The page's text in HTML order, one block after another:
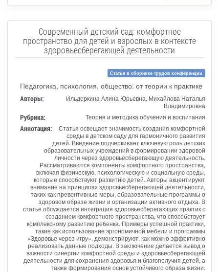
Современный детский сад: комфортное
пространство для детей и взрослых в контексте
здоровьесберегающей деятельности
Статья в сборнике трудов конференции
Педагогика, психология, общество: от теории к практике
Авторы:
Ильдеркина Алина Юрьевна, Михайлова Наталья
Владимировна
Рубрика: Теория и методика обучения и воспитания
Аннотация:
Статья освещает значимость создания комфортной
среды в детском саду для гармоничного развития
детей. Введение подчеркивает ключевую роль детских
образовательных учреждений в формировании здоровой
личности через здоровьесберегающую деятельность.
Рассматриваются компоненты комфортного пространства,
включая физическую, психологическую и социальную среды,
которые способствуют развитию детей. Авторы акцентируют
внимание на принципах здоровьесберегающей деятельности,
таких как превентивные меры, образовательные программы о
здоровом образе жизни и организации активного отдыха. В
статье обсуждается интеграция здоровьесберегающих практик с
созданием комфортного пространства, что способствует
комплексному развитию ребенка. Примеры успешной практики,
такие как использование эргономичной мебели и программы
«Здоровье через игру», демонстрируют, как можно эффективно
реализовать данные подходы. В заключение делается вывод о
важности синергии комфортной среды и здоровьесберегающей
деятельности для сохранения здоровья и благополучия детей, а
также формирования основ устойчивого образа жизни.